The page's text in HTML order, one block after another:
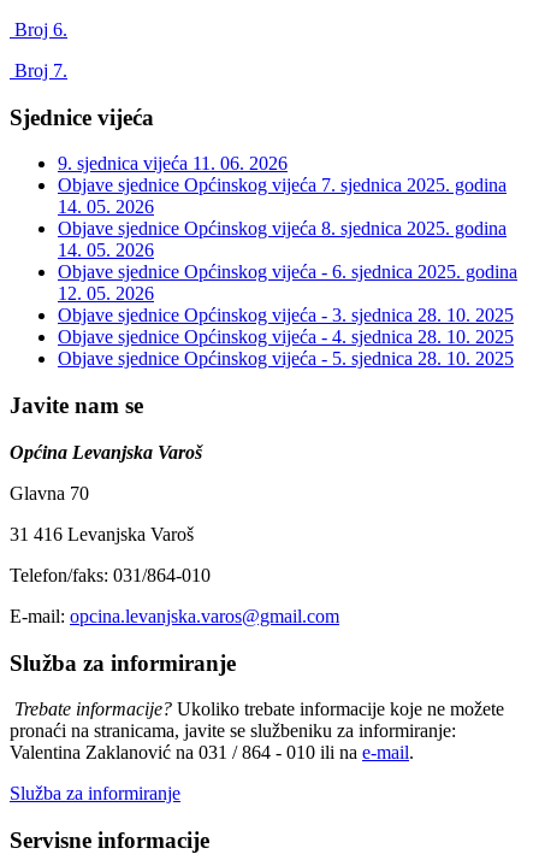
Broj 6.
Broj 7.
Sjednice vijeća
9. sjednica vijeća 11. 06. 2026
Objave sjednice Općinskog vijeća 7. sjednica 2025. godina
14. 05. 2026
Objave sjednice Općinskog vijeća 8. sjednica 2025. godina
14. 05. 2026
Objave sjednice Općinskog vijeća - 6. sjednica 2025. godina
12. 05. 2026
Objave sjednice Općinskog vijeća - 3. sjednica 28. 10. 2025
Objave sjednice Općinskog vijeća - 4. sjednica 28. 10. 2025
Objave sjednice Općinskog vijeća - 5. sjednica 28. 10. 2025
Javite nam se
Općina Levanjska Varoš
Glavna 70
31 416 Levanjska Varoš
Telefon/faks: 031/864-010
E-mail: opcina.levanjska.varos@gmail.com
Služba za informiranje
Trebate informacije? Ukoliko trebate informacije koje ne možete
pronaći na stranicama, javite se službeniku za informiranje:
Valentina Zaklanović na 031 / 864 - 010 ili na e-mail.
Služba za informiranje
Servisne informacije